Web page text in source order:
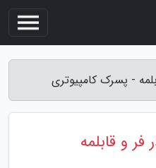
- پسرک کامپیوتری
و قابلمه